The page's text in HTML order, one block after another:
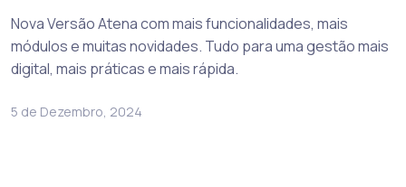
Nova Versão Atena com mais funcionalidades, mais
módulos e muitas novidades. Tudo para uma gestão mais
digital, mais práticas e mais rápida.
5 de Dezembro, 2024